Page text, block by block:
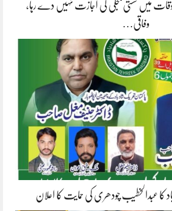
میں سستی بجلی کی اجازت نہیں دے رہا،
وفاقی…